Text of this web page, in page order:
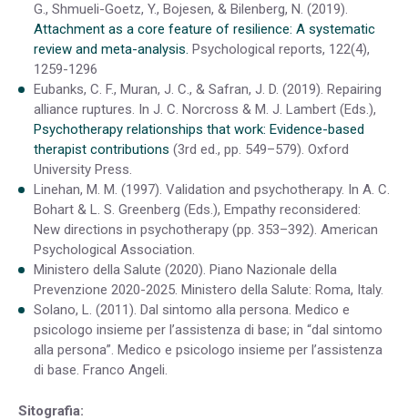
G., Shmueli-Goetz, Y., Bojesen, & Bilenberg, N. (2019).
Attachment as a core feature of resilience: A systematic
review and meta-analysis. Psychological reports, 122(4),
1259-1296
Eubanks, C. F., Muran, J. C., & Safran, J. D. (2019). Repairing
alliance ruptures. In J. C. Norcross & M. J. Lambert (Eds.),
Psychotherapy relationships that work: Evidence-based
therapist contributions (3rd ed., pp. 549–579). Oxford
University Press.
Linehan, M. M. (1997). Validation and psychotherapy. In A. C.
Bohart & L. S. Greenberg (Eds.), Empathy reconsidered:
New directions in psychotherapy (pp. 353–392). American
Psychological Association.
Ministero della Salute (2020). Piano Nazionale della
Prevenzione 2020-2025. Ministero della Salute: Roma, Italy.
Solano, L. (2011). Dal sintomo alla persona. Medico e
psicologo insieme per l’assistenza di base; in “dal sintomo
alla persona”. Medico e psicologo insieme per l’assistenza
di base. Franco Angeli.
Sitografia: